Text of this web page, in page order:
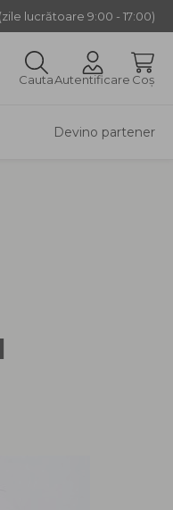
lucrătoare 9:00 - 17:00)
CautaAutentificare Coș
Devino partener